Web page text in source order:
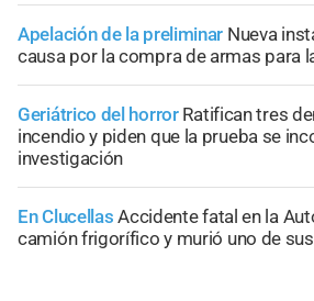
Apelación de la preliminar Nueva
causa por la compra de armas para
Geriátrico del horror Ratifican tres
incendio y piden que la prueba se
investigación
En Clucellas Accidente fatal en la
camión frigorífico y murió uno de